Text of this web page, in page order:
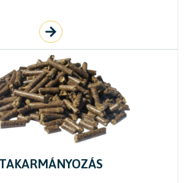
TAKARMÁNYOZÁS